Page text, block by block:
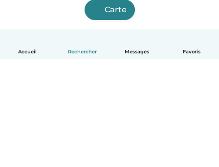
Accueil Rechercher Messages Favoris
Carte